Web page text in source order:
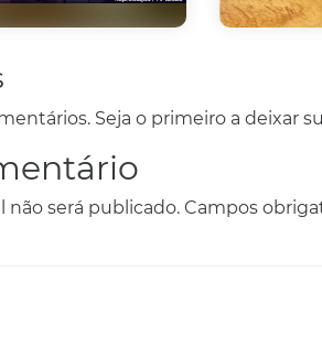
Seja o primeiro a deixar
não será publicado. Campos